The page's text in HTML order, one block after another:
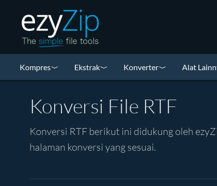
Kompres Ekstrak Konverter Alat
Konversi File RTF
Konversi RTF berikut ini didukung oleh
halaman konversi yang sesuai.